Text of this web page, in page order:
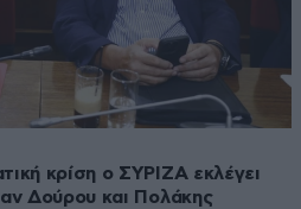
κρίση ο ΣΥΡΙΖΑ εκλέγει
Δούρου και Πολάκης